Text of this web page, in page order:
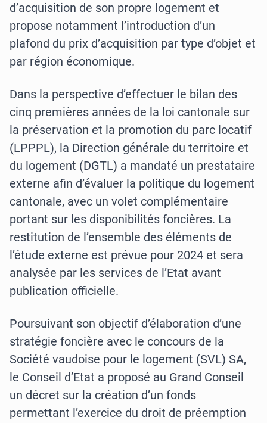
d’acquisition de son propre logement et
propose notamment l’introduction d’un
plafond du prix d’acquisition par type d’objet et
par région économique.
Dans la perspective d’effectuer le bilan des
cinq premières années de la loi cantonale sur
la préservation et la promotion du parc locatif
(LPPPL), la Direction générale du territoire et
du logement (DGTL) a mandaté un prestataire
externe afin d’évaluer la politique du logement
cantonale, avec un volet complémentaire
portant sur les disponibilités foncières. La
restitution de l’ensemble des éléments de
l’étude externe est prévue pour 2024 et sera
analysée par les services de l’Etat avant
publication officielle.
Poursuivant son objectif d’élaboration d’une
stratégie foncière avec le concours de la
Société vaudoise pour le logement (SVL) SA,
le Conseil d’Etat a proposé au Grand Conseil
un décret sur la création d’un fonds
permettant l’exercice du droit de préemption